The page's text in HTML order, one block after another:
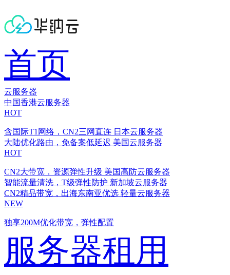
首页
云服务器
中国香港云服务器
HOT
含国际T1网络，CN2三网直连 日本云服务器
大陆优化路由，免备案低延迟 美国云服务器
HOT
CN2大带宽，资源弹性升级 美国高防云服务器
智能流量清洗，T级弹性防护 新加坡云服务器
CN2精品带宽，出海东南亚优选 轻量云服务器
NEW
独享200M优化带宽，弹性配置
服务器租用